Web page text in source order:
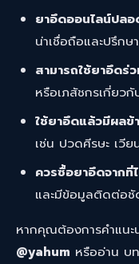
ยาอึดออนไลน์ปล
น่าเชื่อถือและปรึก
สามารถใช้ยาอึดร่
หรือเภสัชกรเกี่ยวกั
ใช้ยาอึดแล้วมีผลข้
เช่น ปวดศีรษะ เวี
ควรซื้อยาอึดจากที่
และมีข้อมูลติดต่อชั
หากคุณต้องการคำแนะ
@yahum หรืออ่าน บ